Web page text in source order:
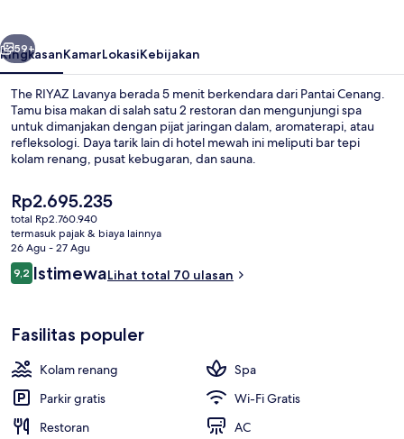
Berikutnya
59+
RingkasanKamarLokasiKebijakan
The RIYAZ Lavanya berada 5 menit berkendara dari Pantai Cenang.
Tamu bisa makan di salah satu 2 restoran dan mengunjungi spa
untuk dimanjakan dengan pijat jaringan dalam, aromaterapi, atau
refleksologi. Daya tarik lain di hotel mewah ini meliputi bar tepi
kolam renang, pusat kebugaran, dan sauna.
Harga
saat
ini
Rp2.695.235
Rp2.695.235
total Rp2.760.940
termasuk pajak & biaya lainnya
26 Agu - 27 Agu
Ulasan
9,29,2 dari 10
IstimewaLihat total 70 ulasan
Fasilitas populer
Kolam renang
Spa
Parkir gratis
Wi-Fi Gratis
Restoran
AC